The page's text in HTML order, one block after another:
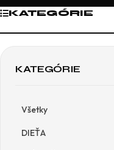
KATEGÓRIE
KATEGÓRIE
Všetky
DIEŤA